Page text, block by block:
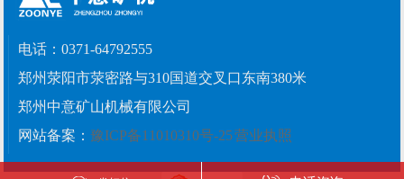
电话： 0371-64792555
郑州荥阳市荥密路与310国道交叉口东南380米
郑州中意矿山机械有限公司
网站备案： 豫ICP备11010310号-25营业执照